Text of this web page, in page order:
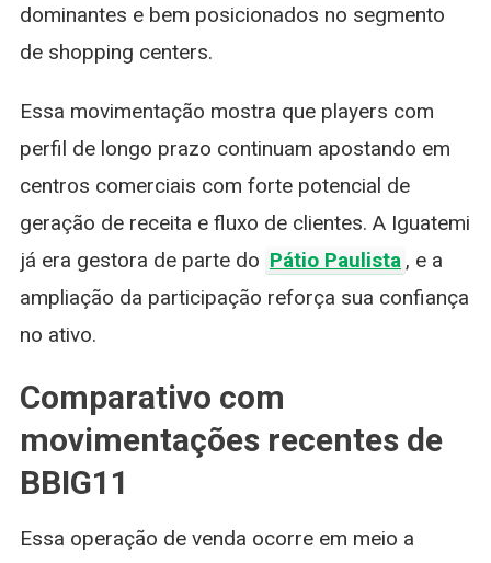
dominantes e bem posicionados no segmento
de shopping centers.
Essa movimentação mostra que players com
perfil de longo prazo continuam apostando em
centros comerciais com forte potencial de
geração de receita e fluxo de clientes. A Iguatemi
já era gestora de parte do Pátio Paulista , e a
ampliação da participação reforça sua confiança
no ativo.
Comparativo com
movimentações recentes de
BBIG11
Essa operação de venda ocorre em meio a